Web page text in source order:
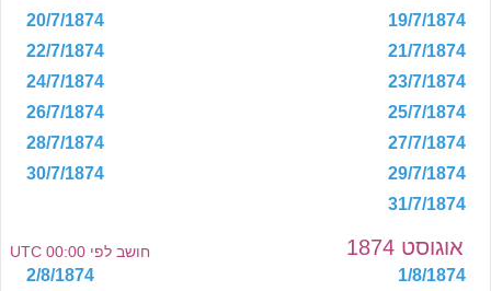
19/7/1874
20/7/1874
21/7/1874
22/7/1874
23/7/1874
24/7/1874
25/7/1874
26/7/1874
27/7/1874
28/7/1874
29/7/1874
30/7/1874
31/7/1874
אוגוסט 1874 חושב לפי 00:00 UTC
1/8/1874
2/8/1874